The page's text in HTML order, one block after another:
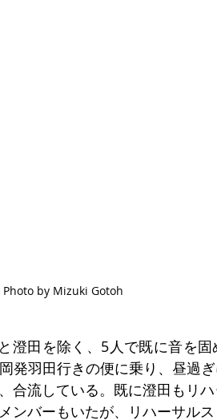
Photo by Mizuki Gotoh
澄田を除く、5人で既に音を
発羽田行きの便に乗り、昼過
合流している。既に澄田もリ
ンバーもいたが、リハーサル